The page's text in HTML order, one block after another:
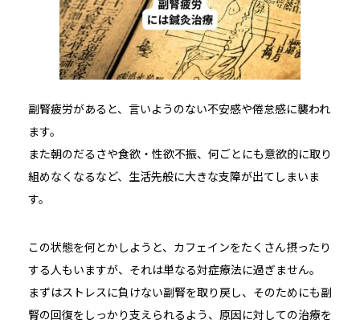
副腎疲労があると、言いようのない不安感や倦怠感に襲われ
ます。
また朝のだるさや食欲・性欲不振、何ごとにも意欲的に取り
組めなくなるなど、生活先般に大きな支障が出てしまいま
す。
この状態を何とかしようと、カフェインをたくさん摂ったり
する人もいますが、それは単なる対症療法に過ぎません。
まずはストレスに負けない副腎を取り戻し、そのためにも副
腎の回復をしっかり支えられるよう、原因に対しての治療を